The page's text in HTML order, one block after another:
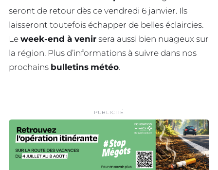
seront de retour dès ce vendredi 6 janvier. Ils
laisseront toutefois échapper de belles éclaircies.
Le week-end à venir sera aussi bien nuageux sur
la région. Plus d’informations à suivre dans nos
prochains bulletins météo.
PUBLICITÉ